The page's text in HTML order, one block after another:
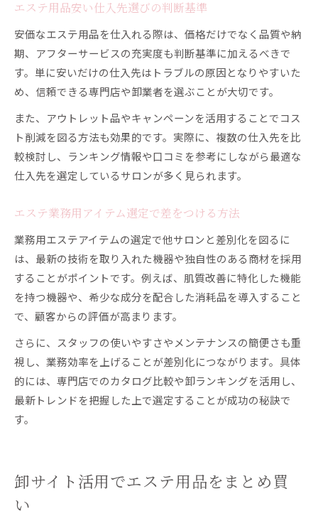
エステ用品安い仕入先選びの判断基準
安価なエステ用品を仕入れる際は、価格だけでなく品質や納
期、アフターサービスの充実度も判断基準に加えるべきで
す。単に安いだけの仕入先はトラブルの原因となりやすいた
め、信頼できる専門店や卸業者を選ぶことが大切です。
また、アウトレット品やキャンペーンを活用することでコス
ト削減を図る方法も効果的です。実際に、複数の仕入先を比
較検討し、ランキング情報や口コミを参考にしながら最適な
仕入先を選定しているサロンが多く見られます。
エステ業務用アイテム選定で差をつける方法
業務用エステアイテムの選定で他サロンと差別化を図るに
は、最新の技術を取り入れた機器や独自性のある商材を採用
することがポイントです。例えば、肌質改善に特化した機能
を持つ機器や、希少な成分を配合した消耗品を導入すること
で、顧客からの評価が高まります。
さらに、スタッフの使いやすさやメンテナンスの簡便さも重
視し、業務効率を上げることが差別化につながります。具体
的には、専門店でのカタログ比較や卸ランキングを活用し、
最新トレンドを把握した上で選定することが成功の秘訣で
す。
卸サイト活用でエステ用品をまとめ買
い